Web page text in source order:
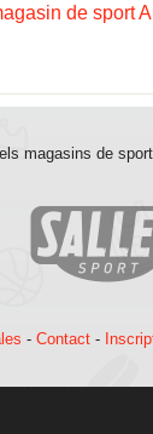
de sport
magasins de
- Contact -